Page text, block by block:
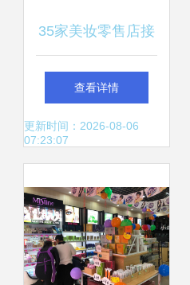
35家美妆零售店接
连被罚，行业洗牌
下的合规警示录
查看详情
更新时间：2026-08-06
07:23:07